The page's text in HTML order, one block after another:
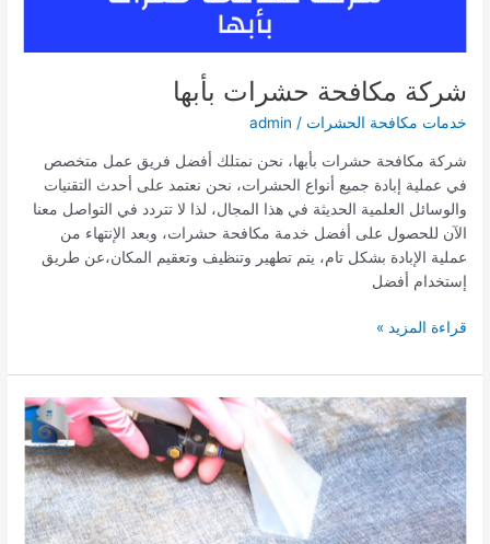
شركة مكافحة حشرات بأبها
خدمات مكافحة الحشرات /
admin
شركة مكافحة حشرات بأبها، نحن نمتلك أفضل فريق عمل متخصص
في عملية إبادة جميع أنواع الحشرات، نحن نعتمد على أحدث التقنيات
والوسائل العلمية الحديثة في هذا المجال، لذا لا تتردد في التواصل معنا
الآن للحصول على أفضل خدمة مكافحة حشرات، وبعد الإنتهاء من
عملية الإبادة بشكل تام، يتم تطهير وتنظيف وتعقيم المكان،عن طريق
إستخدام أفضل
شركة
حشرات
بأبها
قراءة المزيد »